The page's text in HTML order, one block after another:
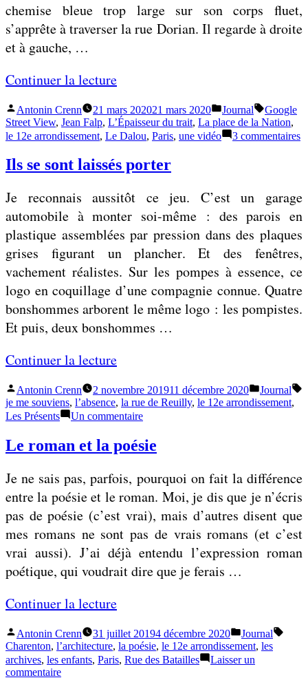
i
la
d
e
e
a
s
f
a
i
r
e
p
t
i
d
l
’
h
i
s
t
i
r
e
chemise bleue trop large sur son corps fluet,
s’apprête à traverser la rue Dorian. Il regarde à droite
et à gauche, …
Continuer la lecture«
C
e
a
r
r
e
f
o
u
r
o
ù
e
r
n
o
n
t
r
e
d
t
a
Publié
par
Antonin Crenn 21 mars 202021 mars 2020
Publié
dans
Journal
Google
Street View, Jean Falp, L’Épaisseur du trait, La place de la Nation,
le 12e arrondissement, Le Dalou, Paris, une vidéo 3 commentaires
Ils se sont laissés porter
Je reconnais aussitôt ce jeu. C’est un garage
automobile à monter soi-même : des parois en
plastique assemblées par pression dans des plaques
grises figurant un plancher. Et des fenêtres,
vachement réalistes. Sur les pompes à essence, ce
logo en coquillage d’une compagnie connue. Quatre
bonshommes arborent le même logo : les pompistes.
Et puis, deux bonshommes …
Continuer la lecture«
I
l
s
e
s
o
n
t
l
a
s
é
Publié
par
Antonin Crenn 2 novembre 201911 décembre 2020
Publié
dans
Journal
je me souviens, l’absence, la rue de Reuilly, le 12e arrondissement,
Les Présents
Un commentairesur
se
sont
porter
Le roman et la poésie
Je ne sais pas, parfois, pourquoi on fait la différence
entre la poésie et le roman. Moi, je dis que je n’écris
pas de poésie (c’est vrai), mais d’autres disent que
mes romans ne sont pas de vrais romans (et c’est
vrai aussi). J’ai déjà entendu l’expression roman
poétique, qui voudrait dire que je ferais …
Continuer la lecture«
L
e
Publié
par
Antonin Crenn 31 juillet 20194 décembre 2020
Publié
dans
Journal
Charenton, l’architecture, la poésie, le 12e arrondissement, les
archives, les enfants, Paris, Rue des Batailles
Laisser un
commentairesur